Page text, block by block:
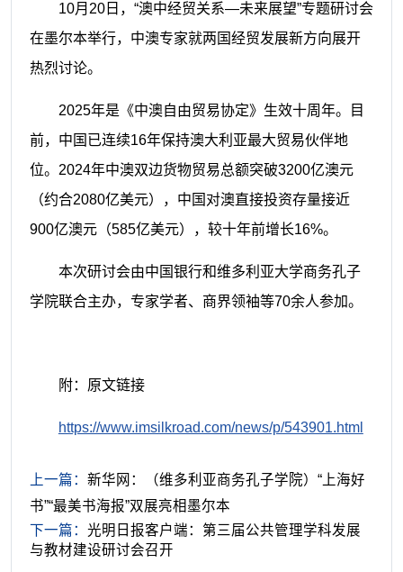
10月20日，“澳中经贸关系—未来展望”专题研讨会
在墨尔本举行，中澳专家就两国经贸发展新方向展开
热烈讨论。
2025年是《中澳自由贸易协定》生效十周年。目
前，中国已连续16年保持澳大利亚最大贸易伙伴地
位。2024年中澳双边货物贸易总额突破3200亿澳元
（约合2080亿美元），中国对澳直接投资存量接近
900亿澳元（585亿美元），较十年前增长16%。
本次研讨会由中国银行和维多利亚大学商务孔子
学院联合主办，专家学者、商界领袖等70余人参加。
附：原文链接
https://www.imsilkroad.com/news/p/543901.html
上一篇： 新华网：（维多利亚商务孔子学院）“上海好
书”“最美书海报”双展亮相墨尔本
下一篇： 光明日报客户端：第三届公共管理学科发展
与教材建设研讨会召开